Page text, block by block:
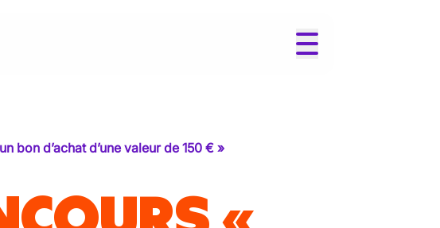
bon d’achat d’une valeur de 150 € »